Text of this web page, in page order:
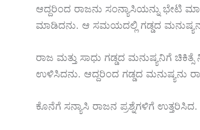
ಆದ್ದರಿಂದ ರಾಜನು ಸಂನ್ಯಾಸಿಯನ್ನು ಭೇಟಿ
ಮಾಡಿದನು. ಆ ಸಮಯದಲ್ಲಿ ಗಡ್ಡದ
ರಾಜ ಮತ್ತು ಸಾಧು ಗಡ್ಡದ ಮನುಷ್ಯನಿಗೆ
ಉಳಿಸಿದನು. ಆದ್ದರಿಂದ ಗಡ್ಡದ ಮನುಷ್ಯನು
ಕೊನೆಗೆ ಸನ್ಯಾಸಿ ರಾಜನ ಪ್ರಶ್ನೆಗಳಿಗೆ ಉತ್ತರಿಸಿದ.